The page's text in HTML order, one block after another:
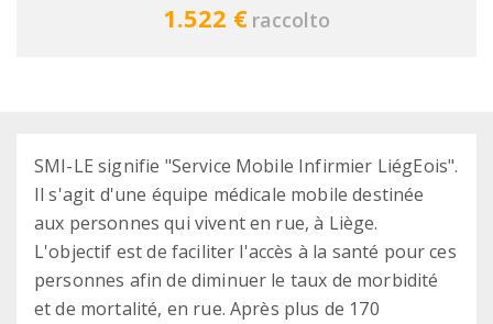
1.522 € raccolto
SMI-LE signifie "Service Mobile Infirmier LiégEois".
Il s'agit d'une équipe médicale mobile destinée
aux personnes qui vivent en rue, à Liège.
L'objectif est de faciliter l'accès à la santé pour ces
personnes afin de diminuer le taux de morbidité
et de mortalité, en rue. Après plus de 170